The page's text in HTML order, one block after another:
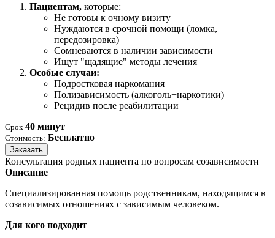
Пациентам, которые:
Не готовы к очному визиту
Нуждаются в срочной помощи (ломка,
передозировка)
Сомневаются в наличии зависимости
Ищут "щадящие" методы лечения
Особые случаи:
Подростковая наркомания
Полизависимость (алкоголь+наркотики)
Рецидив после реабилитации
Срок 40 минут
Стоимость: Бесплатно
Заказать
Консультация родных пациента по вопросам созависимости
Описание
Специализированная помощь родственникам, находящимся в
созависимых отношениях с зависимым человеком.
Для кого подходит